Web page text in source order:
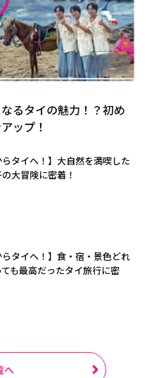
るタイの魅力！？初め
ップ！
らタイへ！】大自然を満喫した
大冒険に密着！
らタイへ！】食・宿・景色どれ
も最高だったタイ旅行に密
へ